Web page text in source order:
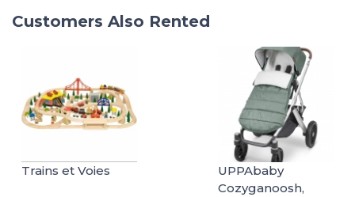
Customers Also Rented
Trains et Voies
UPPAbaby
Cozyganoosh,